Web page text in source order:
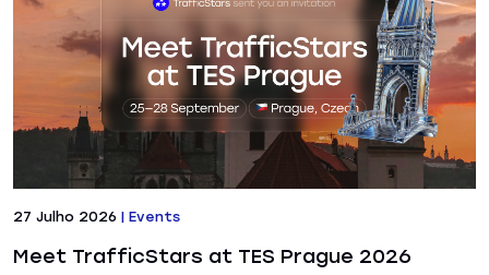
27 Julho 2026 | Events
Meet TrafficStars at TES Prague 2026